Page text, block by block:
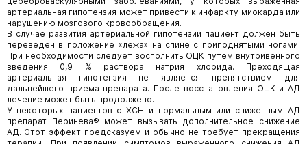
артериальная гипотензия может привести к инфаркту миокарда или
нарушению мозгового кровообращения.
В случае развития артериальной гипотензии пациент должен быть
переведен в положение «лежа» на спине с приподнятыми ногами.
При необходимости следует восполнить ОЦК путем внутривенного
введения 0,9 % раствора натрия хлорида. Преходящая
артериальная гипотензия не является препятствием для
дальнейшего приема препарата. После восстановления ОЦК и АД
лечение может быть продолжено.
У некоторых пациентов с ХСН и нормальным или сниженным АД
препарат Перинева® может вызывать дополнительное снижение
АД. Этот эффект предсказуем и обычно не требует прекращения